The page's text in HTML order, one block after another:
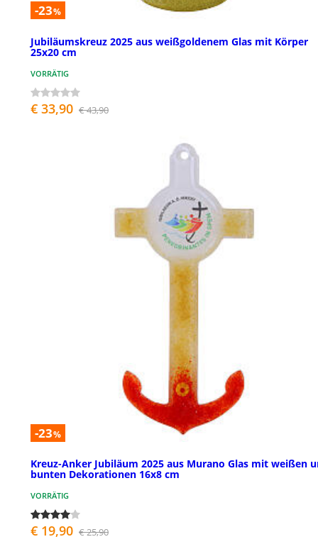
-23%
Jubiläumskreuz 2025 aus weißgoldenem Glas mit Körper
25x20 cm
VORRÄTIG
€ 33,90 € 43,90
-23%
Kreuz-Anker Jubiläum 2025 aus Murano Glas mit weißen
bunten Dekorationen 16x8 cm
VORRÄTIG
€ 19,90 € 25,90